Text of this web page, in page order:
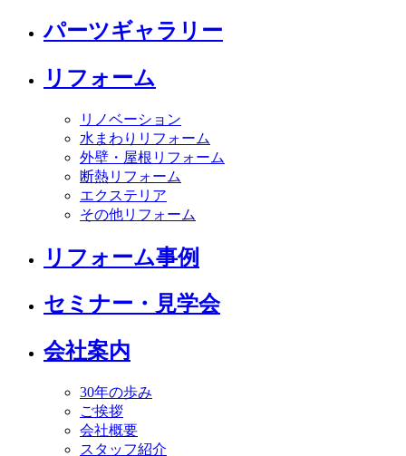
パーツギャラリー
リフォーム
リノベーション
水まわりリフォーム
外壁・屋根リフォーム
断熱リフォーム
エクステリア
その他リフォーム
リフォーム事例
セミナー・見学会
会社案内
30年の歩み
ご挨拶
会社概要
スタッフ紹介